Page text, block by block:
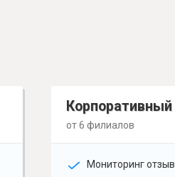
Корпоративный
от 6 филиалов
Мониторинг